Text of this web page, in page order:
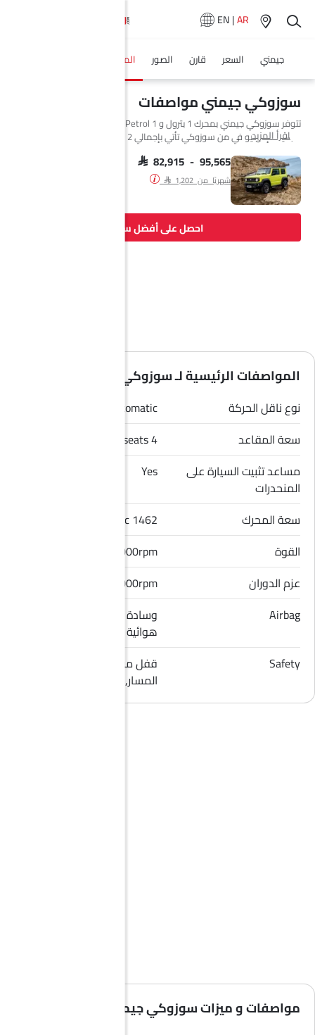
EN|AR
جيمني السعر قارن الصور المواصفات
سوزوكي جيمني مواصفات
وعرضها 1645 MM وقاعدة عجلاتها 2250 MM. مع خلوص أرضي يبلغ 210.
اقرأ المزيد
SAR 82,915 - 95,565
شهريًا من SAR 1,202
احصل على أفضل سعر
المواصفات الرئيسية لـ سوزوكي جيمني 2026
نوع ناقل الحركة
Automatic
سعة المقاعد
4 seats
مساعد تثبيت السيارة على
المنحدرات
Yes
سعة المحرك
1462 cc
القوة
101Hp@6000rpm
عزم الدوران
130Nm@4000rpm
Airbag
وسادة هوائية للسائق, وسادة
هوائية للراكب الأمامي
Safety
قفل مركزي, مؤشر تغيير
المسار, حساسات الركن
مواصفات و ميزات سوزوكي جيمني